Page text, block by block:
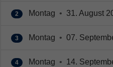
2 Montag • 31. August
3 Montag • 07.
4 Montag • 14.